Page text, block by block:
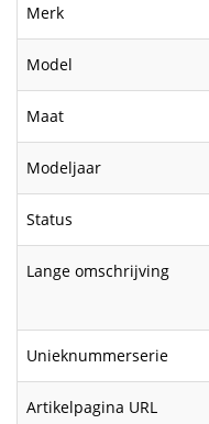
Merk
Model
Maat
Modeljaar
Status
Lange omschrijving
Unieknummerserie
Artikelpagina URL